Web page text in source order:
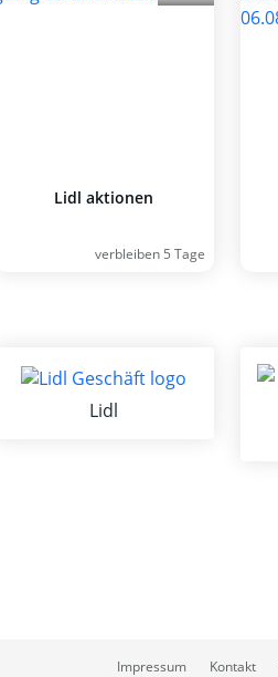
Lidl aktionen
verbleiben 5 Tage
Lidl
Impressum Kontakt